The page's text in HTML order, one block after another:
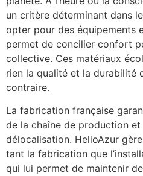
un critère déterminant dans
opter pour des équipements
permet de concilier confort
collective. Ces matériaux
rien la qualité et la durabilité
contraire.
La fabrication française
de la chaîne de production et
délocalisation. HelioAzur
tant la fabrication que
qui lui permet de maintenir